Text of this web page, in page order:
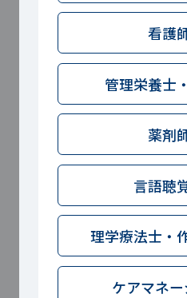
ます。そのため、
したエネルギー値
じることがありま
分表を活用した新
目標の見直しが期
現段階では、この
いによる数値差を
での栄養評価にお
ていく必要がある
・病院や施設給食で
看護
管理栄養士・
薬剤
言語聴
理学療法士・
ケアマネ